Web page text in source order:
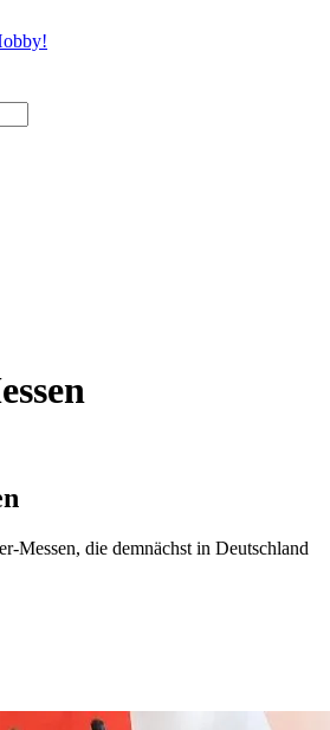
Messen, die demnächst in Deutschland